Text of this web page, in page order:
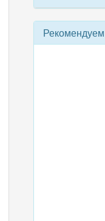
Рекомендуем